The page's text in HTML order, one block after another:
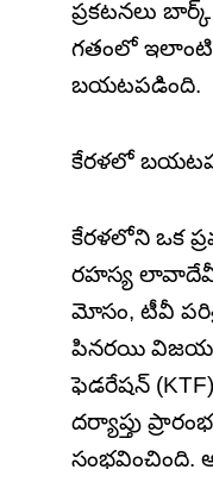
ప్రకటనలు
గతంలో ఇలాంటి
బయటపడింది.
కేరళలో
కేరళలోని ఒక
రహస్య
మోసం, టీవీ
పినరయి విజయన్
ఫెడరేషన్
దర్యాప్తు
సంభవించింది.